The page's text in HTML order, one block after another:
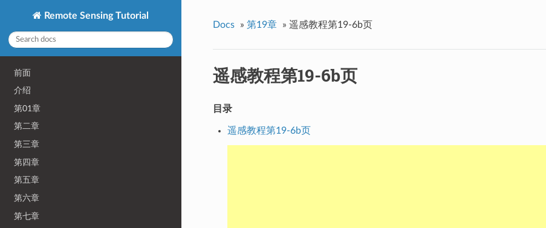
Remote Sensing Tutorial
前面
介绍
第01章
第二章
第三章
第四章
第五章
第六章
第七章
Docs » 第19章 » 遥感教程第19-6b页
遥感教程第19-6b页
目录
遥感教程第19-6b页